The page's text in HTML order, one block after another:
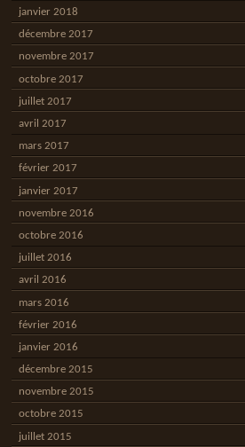
janvier 2018
décembre 2017
novembre 2017
octobre 2017
juillet 2017
avril 2017
mars 2017
février 2017
janvier 2017
novembre 2016
octobre 2016
juillet 2016
avril 2016
mars 2016
février 2016
janvier 2016
décembre 2015
novembre 2015
octobre 2015
juillet 2015